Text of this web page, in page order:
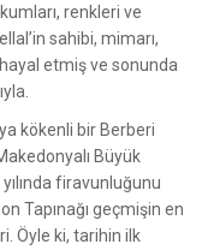
renkleri ve
sahibi, mimarı,
etmiş ve sonunda
kökenli bir Berberi
Büyük
yılında firavunluğunu
Tapınağı geçmişin en
Öyle ki, tarihin ilk